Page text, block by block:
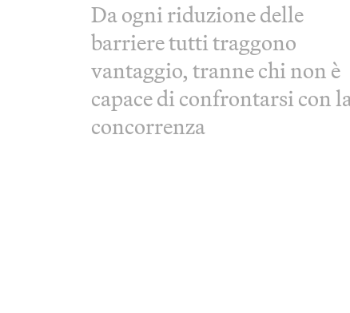
Da ogni riduzione delle
barriere tutti traggono
vantaggio, tranne chi non è
capace di confrontarsi con
concorrenza